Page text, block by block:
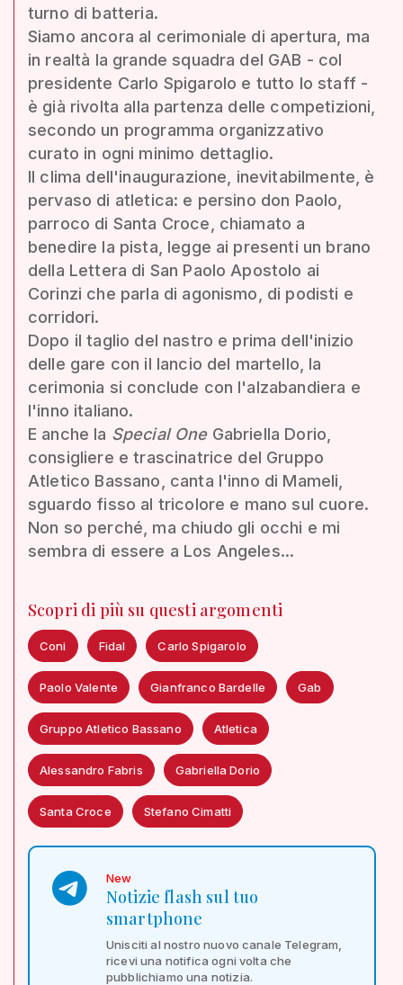
turno di batteria.
Siamo ancora al cerimoniale di apertura, ma
in realtà la grande squadra del GAB - col
presidente Carlo Spigarolo e tutto lo staff -
è già rivolta alla partenza delle competizioni,
secondo un programma organizzativo
curato in ogni minimo dettaglio.
Il clima dell'inaugurazione, inevitabilmente, è
pervaso di atletica: e persino don Paolo,
parroco di Santa Croce, chiamato a
benedire la pista, legge ai presenti un brano
della Lettera di San Paolo Apostolo ai
Corinzi che parla di agonismo, di podisti e
corridori.
Dopo il taglio del nastro e prima dell'inizio
delle gare con il lancio del martello, la
cerimonia si conclude con l'alzabandiera e
l'inno italiano.
E anche la Special OneGabriella Dorio,
consigliere e trascinatrice del Gruppo
Atletico Bassano, canta l'inno di Mameli,
sguardo fisso al tricolore e mano sul cuore.
Non so perché, ma chiudo gli occhi e mi
sembra di essere a Los Angeles...
Scopri di più su questi argomenti
Coni Fidal Carlo Spigarolo
Paolo Valente Gianfranco Bardelle Gab
Gruppo Atletico Bassano Atletica
Alessandro Fabris Gabriella Dorio
Santa Croce Stefano Cimatti
New
Notizie flash sul tuo
smartphone
Unisciti al nostro nuovo canale Telegram,
ricevi una notifica ogni volta che
pubblichiamo una notizia.